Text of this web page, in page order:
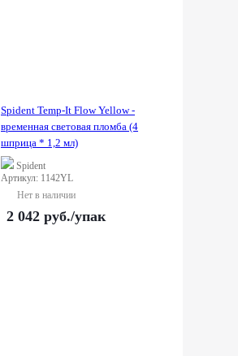
Spident Temp-It Flow Yellow -
временная световая пломба (4
шприца * 1,2 мл)
Spident
Артикул: 1142YL
Нет в наличии
2 042 руб./упак